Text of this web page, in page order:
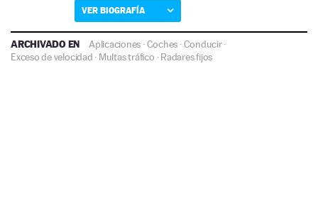
VER BIOGRAFÍA
ARCHIVADO EN Aplicaciones ·Coches ·Conducir·
Exceso de velocidad · Multas tráfico ·Radares fijos